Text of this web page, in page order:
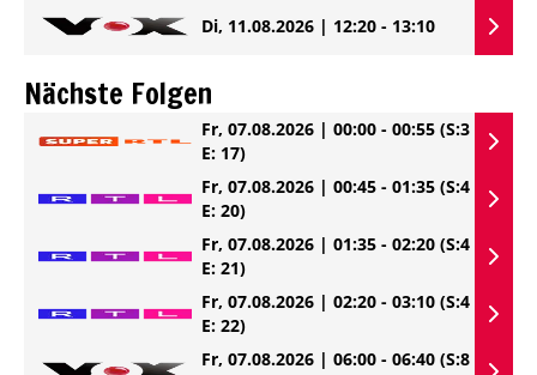
Di, 11.08.2026 | 12:20 - 13:10
Nächste Folgen
Fr, 07.08.2026 | 00:00 - 00:55 (S:3
E: 17)
Fr, 07.08.2026 | 00:45 - 01:35 (S:4
E: 20)
Fr, 07.08.2026 | 01:35 - 02:20 (S:4
E: 21)
Fr, 07.08.2026 | 02:20 - 03:10 (S:4
E: 22)
Fr, 07.08.2026 | 06:00 - 06:40 (S:8